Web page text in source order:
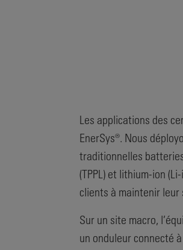
Les applications des
EnerSys®. Nous
traditionnelles
(TPPL) et lithium-ion
clients à maintenir leur
Sur un site macro,
un onduleur connecté